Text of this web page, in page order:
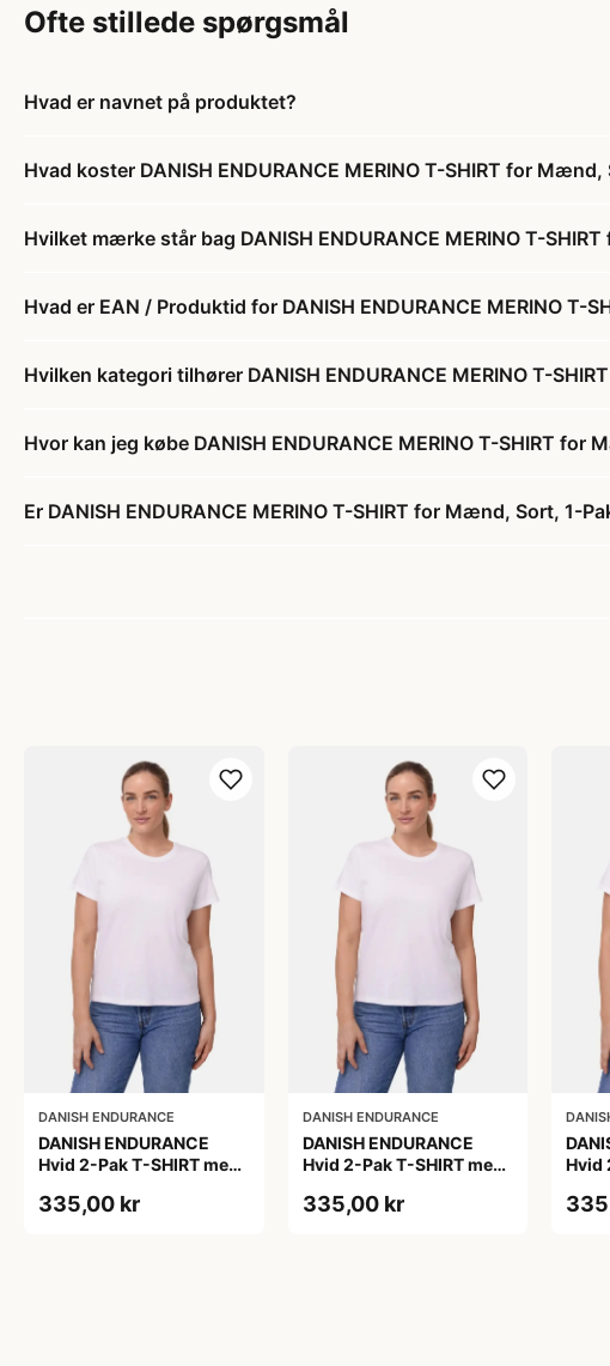
Ofte stillede spørgsmål
Hvad er navnet på produktet?
Hvad koster DANISH ENDURANCE MERINO T-SHIRT for
Hvilket mærke står bag DANISH ENDURANCE MERINO T-
Hvad er EAN / Produktid for DANISH ENDURANCE MERINO
Hvilken kategori tilhører DANISH ENDURANCE MERINO T-
Hvor kan jeg købe DANISH ENDURANCE MERINO T-SHIRT
Er DANISH ENDURANCE MERINO T-SHIRT for Mænd, Sort, 1-
DANISH ENDURANCE
DANISH ENDURANCE
Hvid 2-Pak T-SHIRT med
Bomuld
335,00 kr
DANISH ENDURANCE
DANISH ENDURANCE
Hvid 2-Pak T-SHIRT med
Bomuld
335,00 kr
Hvid